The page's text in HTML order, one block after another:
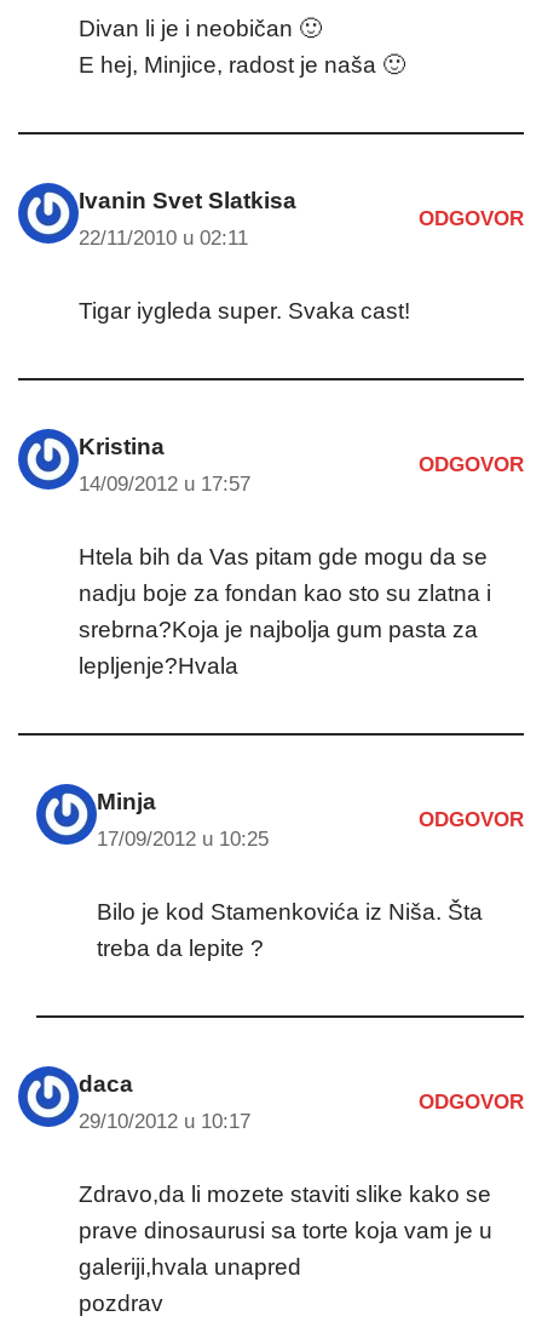
Divan li je i neobičan 🙂
E hej, Minjice, radost je naša 🙂
Ivanin Svet Slatkisa
22/11/2010 u 02:11
ODGOVOR
Tigar iygleda super. Svaka cast!
Kristina
14/09/2012 u 17:57
ODGOVOR
Htela bih da Vas pitam gde mogu da se
nadju boje za fondan kao sto su zlatna i
srebrna?Koja je najbolja gum pasta za
lepljenje?Hvala
Minja
17/09/2012 u 10:25
ODGOVOR
Bilo je kod Stamenkovića iz Niša. Šta
treba da lepite ?
daca
29/10/2012 u 10:17
ODGOVOR
Zdravo,da li mozete staviti slike kako se
prave dinosaurusi sa torte koja vam je u
galeriji,hvala unapred
pozdrav